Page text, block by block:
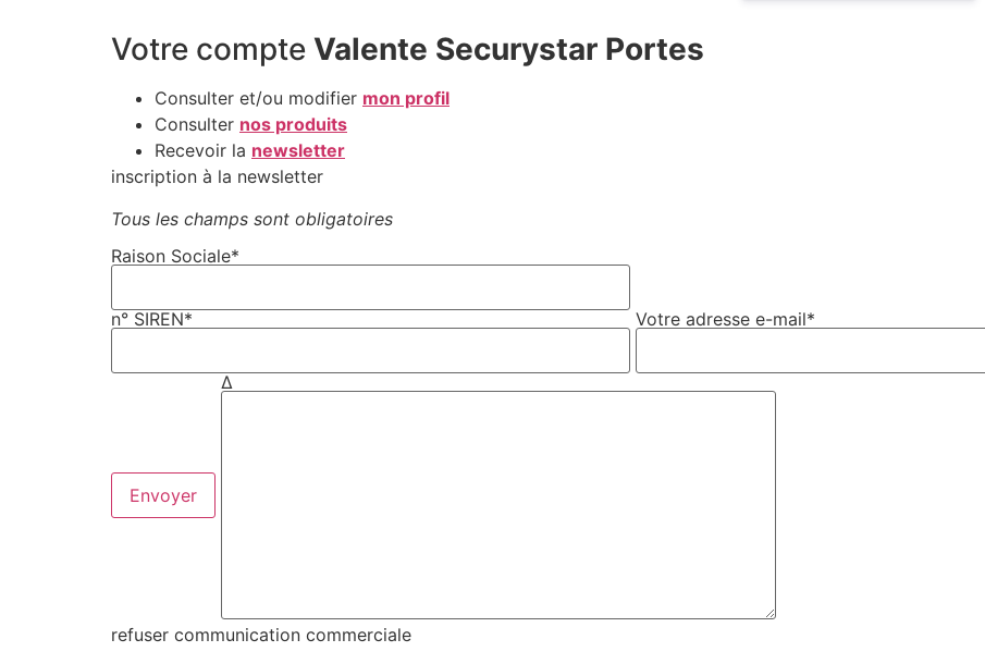
Votre compte Valente Securystar Portes
Consulter et/ou modifier mon profil
Consulter nos produits
Recevoir la newsletter
inscription à la newsletter
Tous les champs sont obligatoires
Raison Sociale*
n° SIREN* Votre adresse e-mail*
Δ
refuser communication commerciale